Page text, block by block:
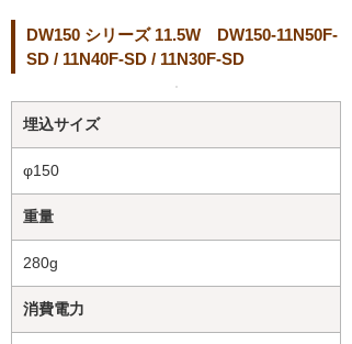
DW150 シリーズ 11.5W DW150-11N50F-
SD / 11N40F-SD / 11N30F-SD
埋込サイズ
φ150
重量
280g
消費電力